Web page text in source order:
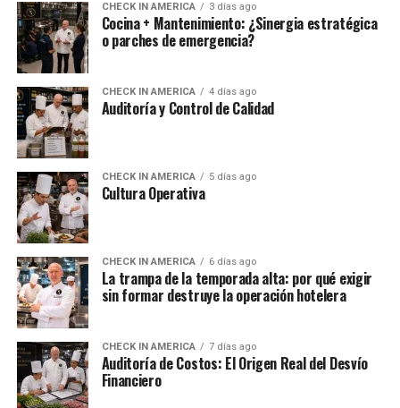
CHECK IN AMERICA 3 días ago
Cocina + Mantenimiento: ¿Sinergia estratégica
o parches de emergencia?
CHECK IN AMERICA 4 días ago
Auditoría y Control de Calidad
CHECK IN AMERICA 5 días ago
Cultura Operativa
CHECK IN AMERICA 6 días ago
La trampa de la temporada alta: por qué exigir
sin formar destruye la operación hotelera
CHECK IN AMERICA 7 días ago
Auditoría de Costos: El Origen Real del Desvío
Financiero